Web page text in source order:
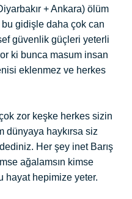
+ Ankara) ölüm
gidişle daha çok can
güvenlik güçleri yeterli
ki bunca masum insan
eklenmez ve herkes
zor keşke herkes sizin
dünyaya haykırsa siz
Her şey inet Barış
ağalamsın kimse
hayat hepimize yeter.